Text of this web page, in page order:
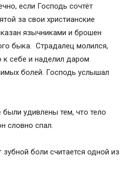
разболелись
молитва —
молитва
Антипе, считается
боли
боли Матроне
если Господь сочтёт
за свои христианские
язычниками и брошен
быка. Страдалец молился,
к себе и наделил даром
болей. Господь услышал
удивлены тем, что тело
словно спал.
боли считается одной из